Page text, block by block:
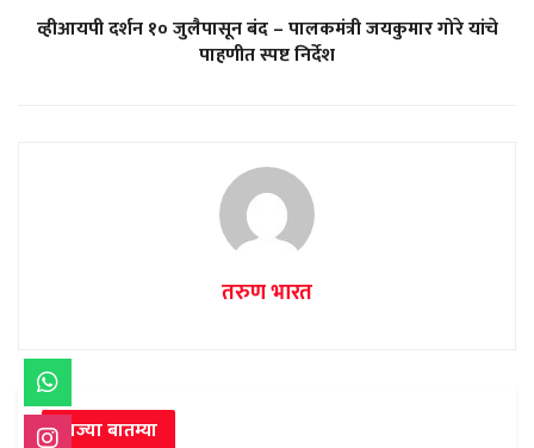
व्हीआयपी दर्शन १० जुलैपासून बंद – पालकमंत्री जयकुमार गोरे यांचे
पाहणीत स्पष्ट निर्देश
तरुण भारत
ताज्या बातम्या